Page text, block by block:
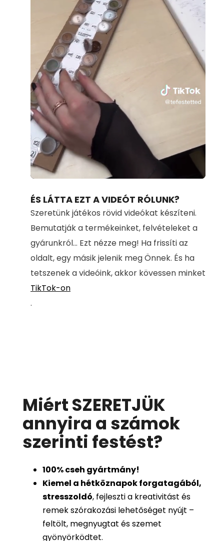
Loaded
100.00%
ÉS LÁTTA EZT A VIDEÓT RÓLUNK?
Szeretünk játékos rövid videókat készíteni.
Bemutatják a termékeinket, felvételeket a
gyárunkról... Ezt nézze meg! Ha frissíti az
oldalt, egy másik jelenik meg Önnek. És ha
tetszenek a videóink, akkor kövessen minket
TikTok-on
.
Miért SZERETJÜK
annyira a számok
szerinti festést?
100%cseh gyártmány!
Kiemel a hétköznapok forgatagából,
stresszoldó, fejleszti a kreativitást és
remek szórakozási lehetőséget nyújt –
feltölt, megnyugtat és szemet
gyönyörködtet.